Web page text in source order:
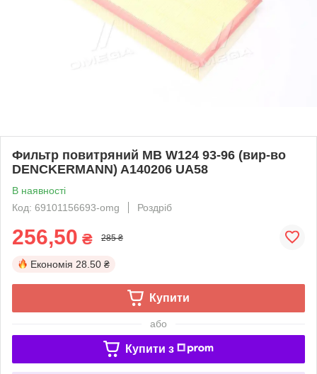
Фильтр повитряний MB W124 93-96 (вир-во
DENCKERMANN) A140206 UA58
В наявності
Код: 69101156693-omg
Роздріб
256,50 ₴ 285 ₴
Економія 28.50 ₴
Купити
або
Купити з